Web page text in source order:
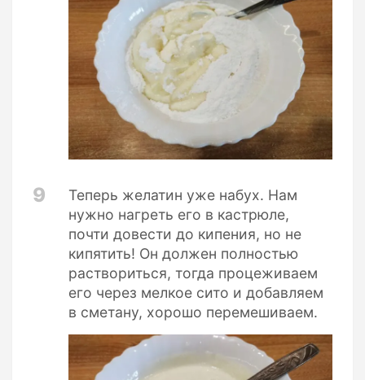
9
Теперь желатин уже набух. Нам
нужно нагреть его в кастрюле,
почти довести до кипения, но не
кипятить! Он должен полностью
раствориться, тогда процеживаем
его через мелкое сито и добавляем
в сметану, хорошо перемешиваем.